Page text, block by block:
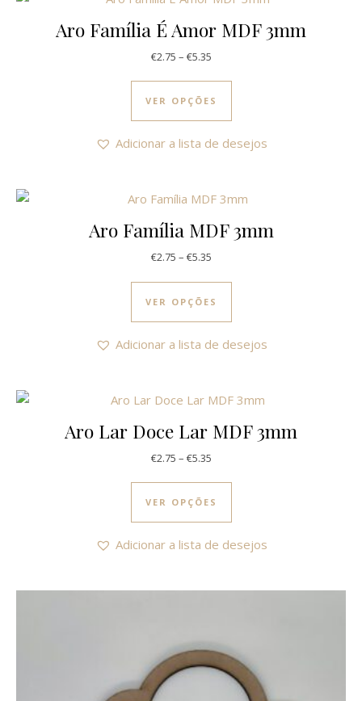
Aro Família É Amor MDF 3mm
€2.75 – €5.35Price range: €2.75 through
VER OPÇÕES
This product has
Adicionar a lista de desejos
Aro Família MDF 3mm
€2.75 – €5.35Price range: €2.75 through
VER OPÇÕES
This product has
Adicionar a lista de desejos
Aro Lar Doce Lar MDF 3mm
€2.75 – €5.35Price range: €2.75 through
VER OPÇÕES
This product has
Adicionar a lista de desejos